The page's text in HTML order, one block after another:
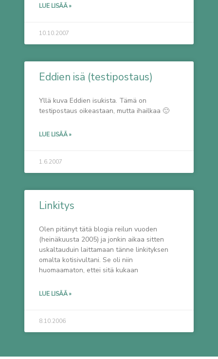
LUE LISÄÄ »
10.10.2007
Eddien isä (testipostaus)
Yllä kuva Eddien isukista. Tämä on
testipostaus oikeastaan, mutta ihailkaa 🙂
LUE LISÄÄ »
1.6.2007
Linkitys
Olen pitänyt tätä blogia reilun vuoden
(heinäkuusta 2005) ja jonkin aikaa sitten
uskaltauduin laittamaan tänne linkityksen
omalta kotisivultani. Se oli niin
huomaamaton, ettei sitä kukaan
LUE LISÄÄ »
8.10.2006